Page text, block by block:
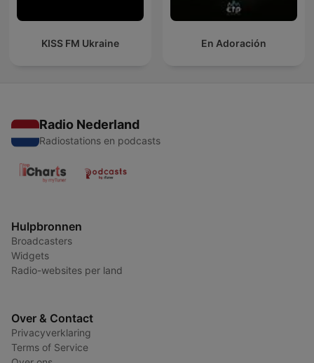
KISS FM Ukraine En Adoración
Radio Nederland
Radiostations en podcasts
Hulpbronnen
Broadcasters
Widgets
Radio-websites per land
Over & Contact
Privacyverklaring
Terms of Service